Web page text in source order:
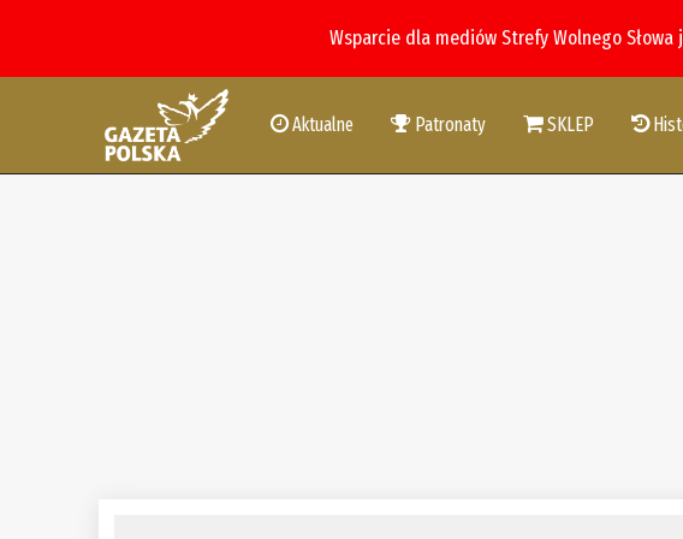
Wsparcie dla mediów Strefy Wolnego
Aktualne Patronaty SKLEP